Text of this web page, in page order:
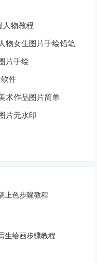
人物教程
物女生图片手绘铅笔
片手绘
件
术作品图片简单
片无水印
上色步骤教程
生绘画步骤教程